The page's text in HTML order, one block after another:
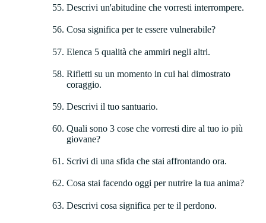
Descrivi un'abitudine che vorresti interrompere.
Cosa significa per te essere vulnerabile?
Elenca 5 qualità che ammiri negli altri.
Rifletti su un momento in cui hai dimostrato
coraggio.
Descrivi il tuo santuario.
Quali sono 3 cose che vorresti dire al tuo io più
giovane?
Scrivi di una sfida che stai affrontando ora.
Cosa stai facendo oggi per nutrire la tua anima?
Descrivi cosa significa per te il perdono.